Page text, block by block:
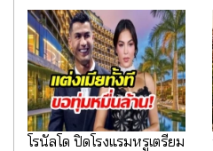
โรนัลโด ปิดโรงแรมหรูเตรียม